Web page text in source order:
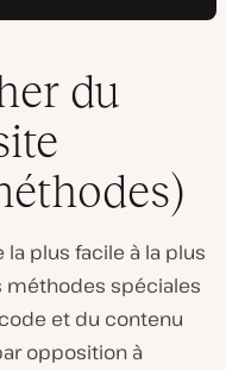
du
plus facile à la plus
méthodes spéciales
et du contenu
opposition à